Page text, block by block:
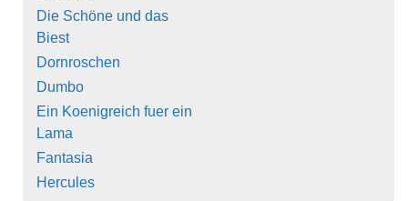
Die Schöne und das
Biest
Dornroschen
Dumbo
Ein Koenigreich fuer ein
Lama
Fantasia
Hercules